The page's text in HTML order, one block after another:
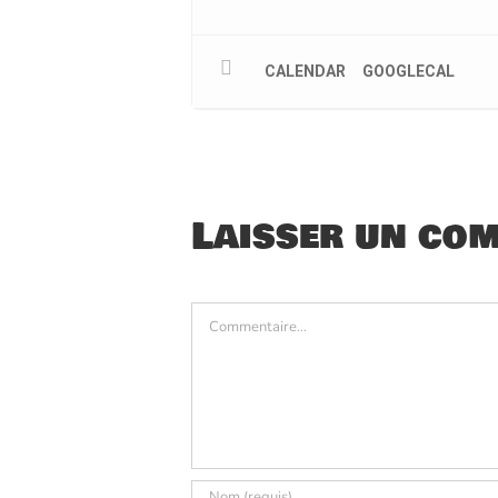
CALENDAR GOOGLECAL
Laisser un
Commentaire